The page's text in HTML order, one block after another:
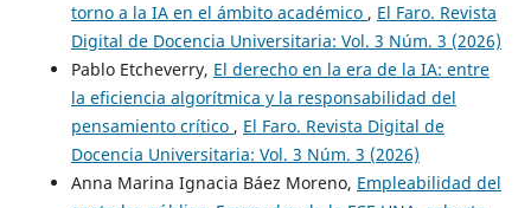
torno a la IA en el ámbito académico , El Faro. Revista
Digital de Docencia Universitaria: Vol. 3 Núm. 3 (2026)
Pablo Etcheverry, El derecho en la era de la IA: entre
la eficiencia algorítmica y la responsabilidad del
pensamiento crítico , El Faro. Revista Digital de
Docencia Universitaria: Vol. 3 Núm. 3 (2026)
Anna Marina Ignacia Báez Moreno, Empleabilidad del